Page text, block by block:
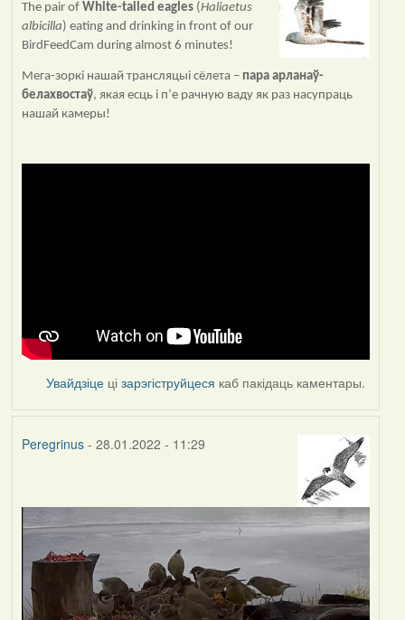
The pair of White-tailed eagles(Haliaetus
albicilla) eating and drinking in front of our
BirdFeedCam during almost 6 minutes!
Мега-зоркі нашай трансляцыі сёлета – пара арланаў-
белахвостаў, якая есць і п’е рачную ваду як раз насупраць
нашай камеры!
Увайдзіце цізарэгіструйцеся каб пакідаць каментары.
Peregrinus- 28.01.2022 - 11:29